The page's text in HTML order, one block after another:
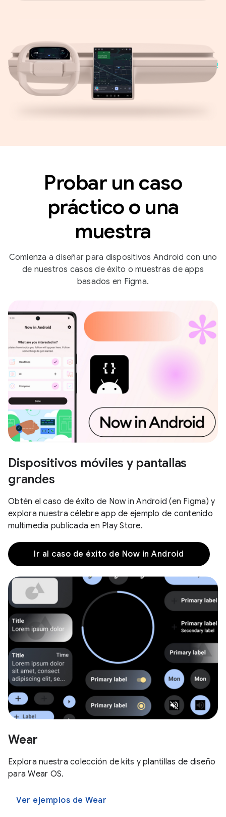
Probar un caso
práctico o una
muestra
Comienza a diseñar para dispositivos Android con uno
de nuestros casos de éxito o muestras de apps
basados en Figma.
Dispositivos móviles y pantallas
grandes
Obtén el caso de éxito de Now in Android (en Figma) y
explora nuestra célebre app de ejemplo de contenido
multimedia publicada en Play Store.
Ir al caso de éxito de Now in Android
Wear
Explora nuestra colección de kits y plantillas de diseño
para Wear OS.
Ver ejemplos de Wear